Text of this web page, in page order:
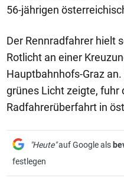
56-jährigen
Der Rennradfahrer hielt
Rotlicht an einer
Hauptbahnhofs-Graz
grünes Licht zeigte, fuhr
Radfahrerüberfahrt in
"Heute"auf Google als
festlegen